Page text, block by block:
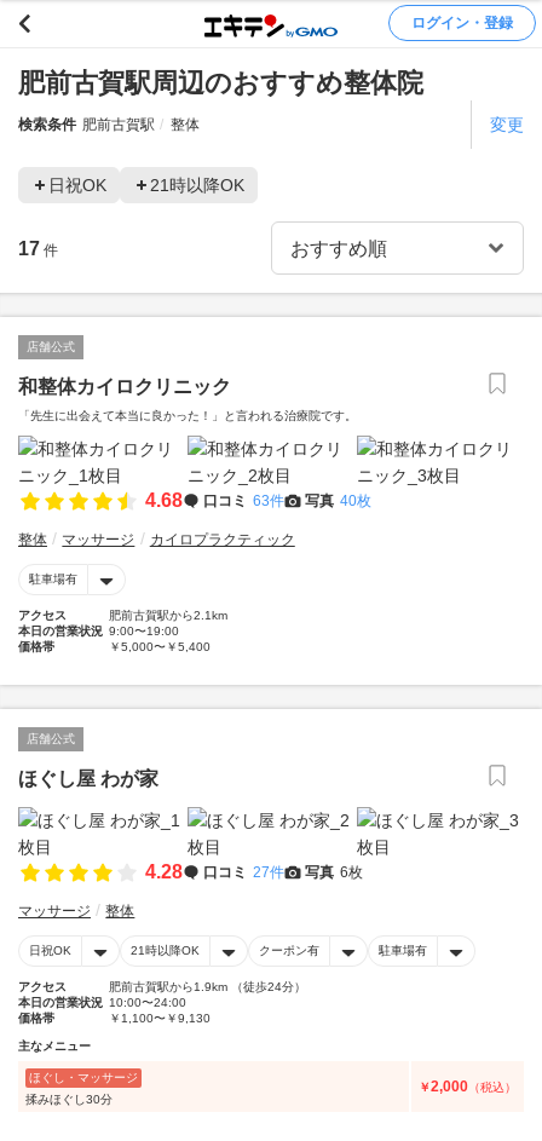
ログイン・登録
肥前古賀駅周辺のおすすめ整体院
検索条件 肥前古賀駅 整体 変更
日祝OK 21時以降OK
17 件
店舗公式
和整体カイロクリニック
「先生に出会えて本当に良かった！」と言われる治療院です。
4.68 口コミ 63件 写真 40枚
整体 マッサージ カイロプラクティック
駐車場有
アクセス
肥前古賀駅から2.1km
本日の営業状況 9:00〜19:00
価格帯
￥5,000〜￥5,400
店舗公式
ほぐし屋 わが家
4.28 口コミ 27件 写真 6枚
マッサージ 整体
日祝OK 21時以降OK クーポン有 駐車場有
アクセス
肥前古賀駅から1.9km （徒歩24分）
本日の営業状況 10:00〜24:00
価格帯
￥1,100〜￥9,130
主なメニュー
ほぐし・マッサージ
揉みほぐし30分
￥2,000 （税込）